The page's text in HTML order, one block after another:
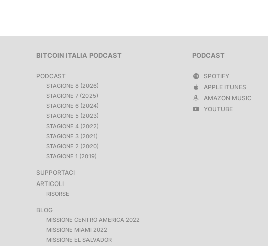
BITCOIN ITALIA PODCAST
PODCAST
STAGIONE 8 (2026)
STAGIONE 7 (2025)
STAGIONE 6 (2024)
STAGIONE 5 (2023)
STAGIONE 4 (2022)
STAGIONE 3 (2021)
STAGIONE 2 (2020)
STAGIONE 1 (2019)
SUPPORTACI
ARTICOLI
RISORSE
BLOG
MISSIONE CENTRO AMERICA 2022
MISSIONE MIAMI 2022
MISSIONE EL SALVADOR
PODCAST
SPOTIFY
APPLE ITUNES
AMAZON MUSIC
YOUTUBE